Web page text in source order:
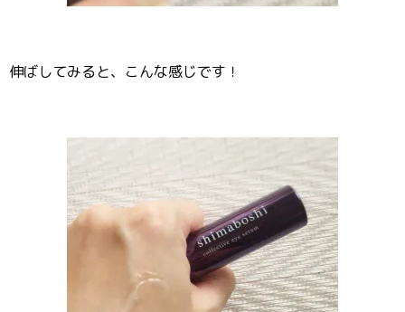
伸ばしてみると、こんな感じです！